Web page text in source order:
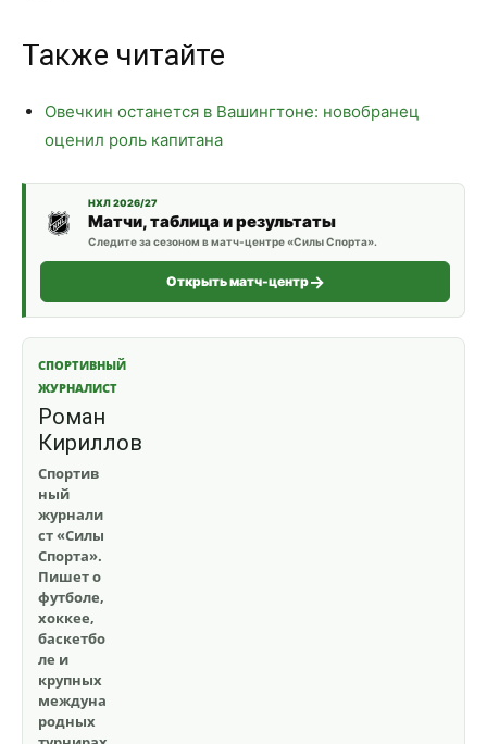
Также читайте
Овечкин останется в Вашингтоне: новобранец
оценил роль капитана
НХЛ 2026/27
Матчи, таблица и результаты
Следите за сезоном в матч-центре «Силы Спорта».
Открыть матч-центр
СПОРТИВНЫЙ
ЖУРНАЛИСТ
Роман
Кириллов
Спортив
ный
журнали
ст «Силы
Спорта».
Пишет о
футболе,
хоккее,
баскетбо
ле и
крупных
междуна
родных